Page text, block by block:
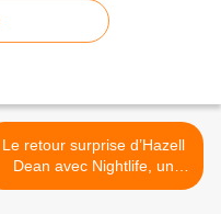
Le retour surprise d’Hazell
Dean avec Nightlife, un
album dance ! >